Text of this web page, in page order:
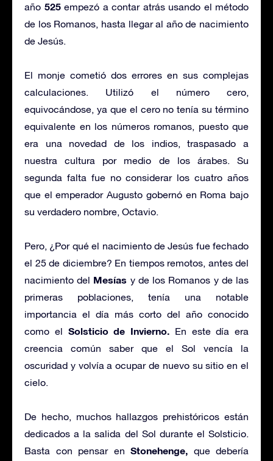
año 525empezó a contar atrás usando el método
de los Romanos, hasta llegar al año de nacimiento
de Jesús.
El monje cometió dos errores en sus complejas
calculaciones. Utilizó el número cero,
equivocándose, ya que el cero no tenía su término
equivalente en los números romanos, puesto que
era una novedad de los indios, traspasado a
nuestra cultura por medio de los árabes. Su
segunda falta fue no considerar los cuatro años
que el emperador Augusto gobernó en Roma bajo
su verdadero nombre, Octavio.
Pero, ¿Por qué el nacimiento de Jesús fue fechado
el 25 de diciembre? En tiempos remotos, antes del
nacimiento del Mesías y de los Romanos y de las
primeras poblaciones, tenía una notable
importancia el día más corto del año conocido
como el Solsticio de Invierno. En este día era
creencia común saber que el Sol vencía la
oscuridad y volvía a ocupar de nuevo su sitio en el
cielo.
De hecho, muchos hallazgos prehistóricos están
dedicados a la salida del Sol durante el Solsticio.
Basta con pensar en Stonehenge, que debería